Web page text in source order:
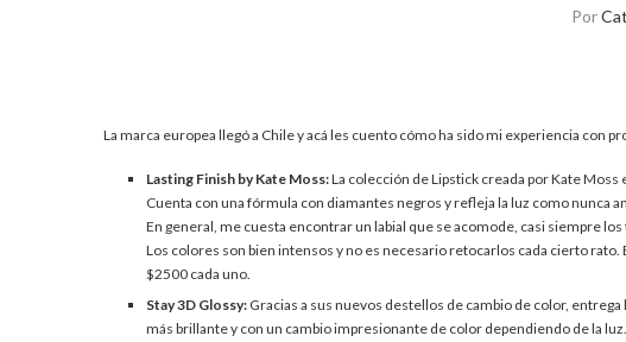
Por
La marca europea llegó a Chile y acá les cuento cómo ha sido mi experiencia con
Lasting Finish by Kate Moss:La colección de Lipstick creada por Kate
Cuenta con una fórmula con diamantes negros y refleja la luz como nunca
En general, me cuesta encontrar un labial que se acomode, casi siempre
Los colores son bien intensos y no es necesario retocarlos cada cierto
$2500 cada uno.
Stay 3D Glossy: Gracias a sus nuevos destellos de cambio de color,
más brillante y con un cambio impresionante de color dependiendo de la